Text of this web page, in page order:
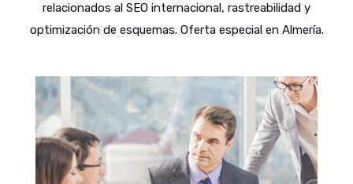
relacionados al SEO internacional, rastreabilidad y
optimización de esquemas. Oferta especial en Almería.